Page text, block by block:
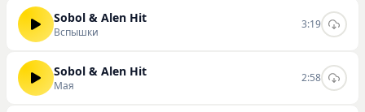
могут ознакомиться с полной подборкой
материалов. Вы можете слушать и скачивать треки
сайте.
Sobol & Alen Hit
Вспышки
3:19
Sobol & Alen Hit
Мая
2:58